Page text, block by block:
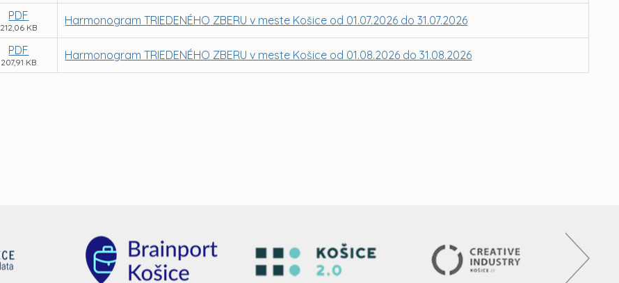
PDF
212,06 KB
Harmonogram TRIEDENÉHO ZBERU v meste Košice od 01.07.2026 do 31.07.2026
PDF
207,91 KB
Harmonogram TRIEDENÉHO ZBERU v meste Košice od 01.08.2026 do 31.08.2026